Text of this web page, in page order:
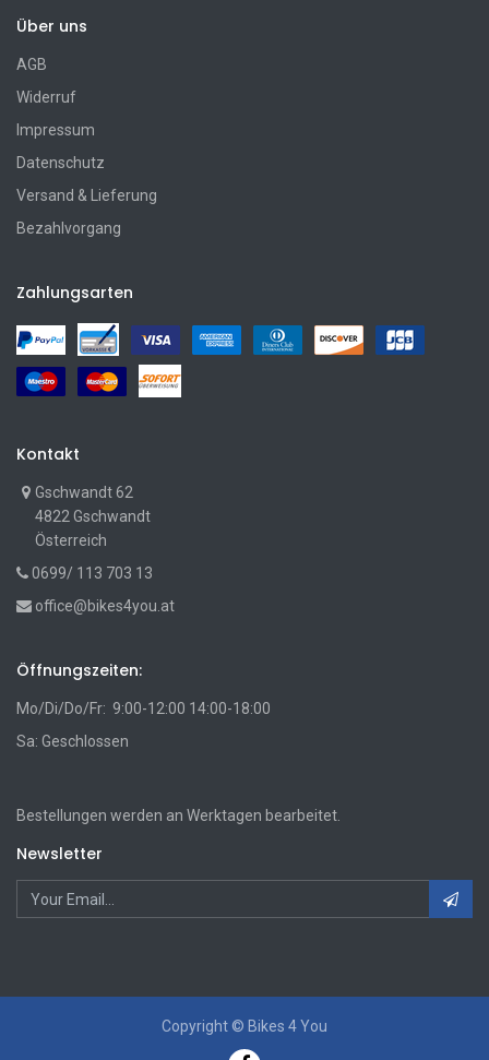
Über uns
AGB
Widerruf
Impressum
Datenschutz
Versand & Lieferung
Bezahlvorgang
Zahlungsarten
Kontakt
Gschwandt 62
4822 Gschwandt
Österreich
0699/ 113 703 13
office@bikes4you.at
Öffnungszeiten:
Mo/Di/Do/Fr: 9:00-12:00 14:00-18:00
Sa: Geschlossen
Bestellungen werden an Werktagen bearbeitet.
Newsletter
Copyright © Bikes 4 You